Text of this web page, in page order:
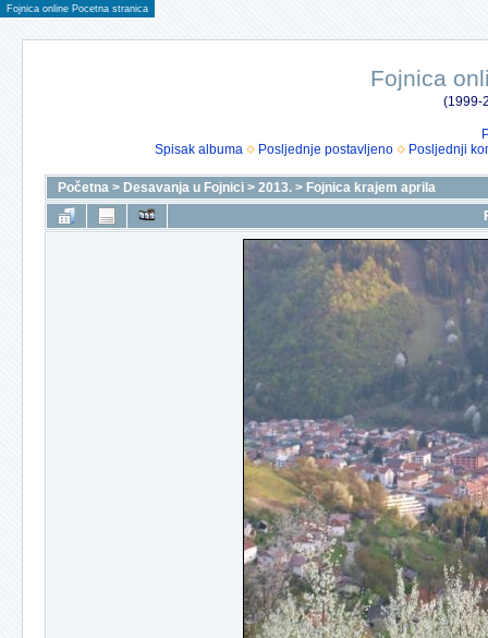
Fojnica online Pocetna stranica
Fojnica
(1999-
Spisak albuma
Posljednje postavljeno Posljednji
Početna > Desavanja u Fojnici > 2013. > Fojnica krajem aprila